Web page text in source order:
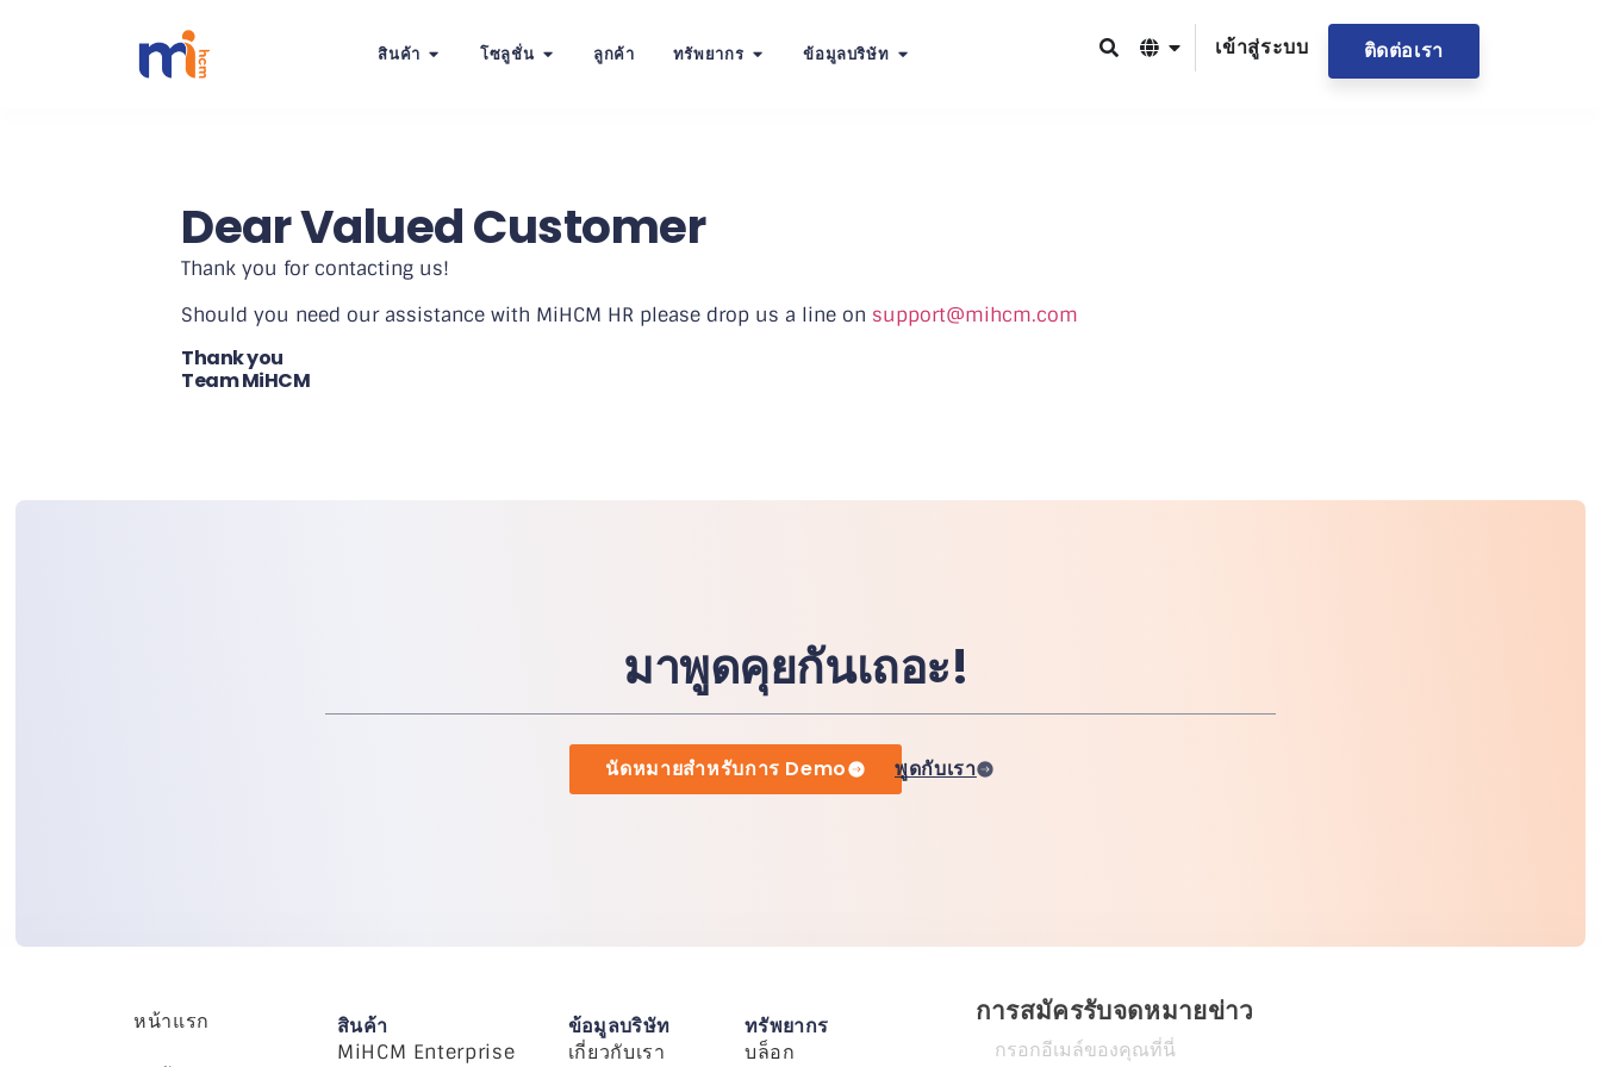
สินค้า โซลูชั่น ลูกค้า ทรัพยากร ข้อมูลบริษัท เข้าสู่ระบบ ติดต่อเรา
Dear Valued Customer
Thank you for contacting us!
Should you need our assistance with MiHCM HR please drop us a line on support@mihcm.com
Thank you
Team MiHCM
มาพูดคุยกันเถอะ!
นัดหมายสำหรับการ Demo พูดกับเรา
หน้าแรก
สินค้า
MiHCM Enterprise
ข้อมูลบริษัท
เกี่ยวกับเรา
ทรัพยากร
บล็อก
การสมัครรับจดหมายข่าว